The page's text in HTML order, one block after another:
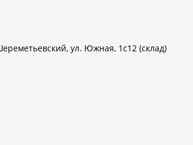
ул. Южная, 1с12 (склад)